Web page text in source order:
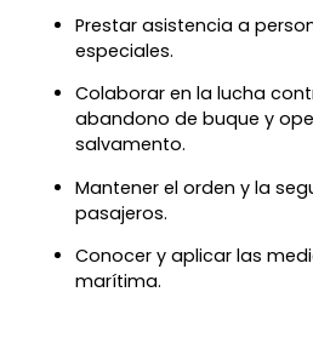
Prestar asistencia a
especiales.
Colaborar en la lucha
abandono de buque y
salvamento.
Mantener el orden y la
pasajeros.
Conocer y aplicar las
marítima.